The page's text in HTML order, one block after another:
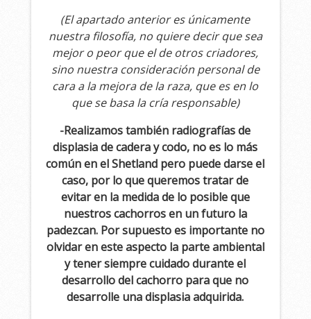
(El apartado anterior es únicamente
nuestra filosofía, no quiere decir que sea
mejor o peor que el de otros criadores,
sino nuestra consideración personal de
cara a la mejora de la raza, que es en lo
que se basa la cría responsable)
-Realizamos también radiografías de
displasia de cadera y codo, no es lo más
común en el Shetland pero puede darse el
caso, por lo que queremos tratar de
evitar en la medida de lo posible que
nuestros cachorros en un futuro la
padezcan. Por supuesto es importante no
olvidar en este aspecto la parte ambiental
y tener siempre cuidado durante el
desarrollo del cachorro para que no
desarrolle una displasia adquirida.